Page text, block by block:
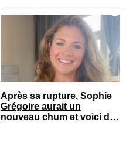
Après sa rupture, Sophie
Grégoire aurait un
nouveau chum et voici de